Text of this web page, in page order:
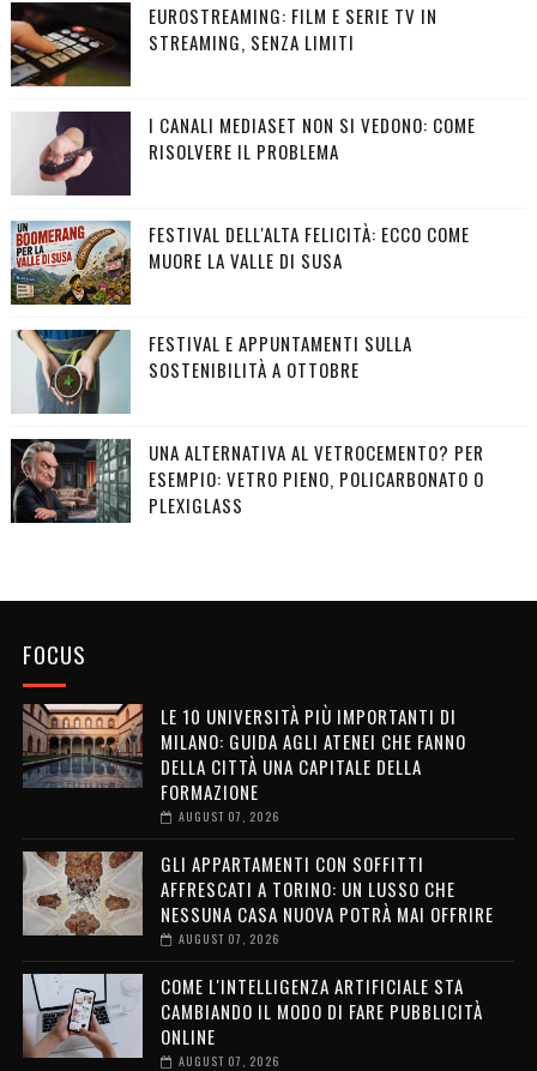
EUROSTREAMING: FILM E SERIE TV IN
STREAMING, SENZA LIMITI
I CANALI MEDIASET NON SI VEDONO: COME
RISOLVERE IL PROBLEMA
FESTIVAL DELL'ALTA FELICITÀ: ECCO COME
MUORE LA VALLE DI SUSA
FESTIVAL E APPUNTAMENTI SULLA
SOSTENIBILITÀ A OTTOBRE
UNA ALTERNATIVA AL VETROCEMENTO? PER
ESEMPIO: VETRO PIENO, POLICARBONATO O
PLEXIGLASS
FOCUS
LE 10 UNIVERSITÀ PIÙ IMPORTANTI DI
MILANO: GUIDA AGLI ATENEI CHE FANNO
DELLA CITTÀ UNA CAPITALE DELLA
FORMAZIONE
AUGUST 07, 2026
GLI APPARTAMENTI CON SOFFITTI
AFFRESCATI A TORINO: UN LUSSO CHE
NESSUNA CASA NUOVA POTRÀ MAI OFFRIRE
AUGUST 07, 2026
COME L'INTELLIGENZA ARTIFICIALE STA
CAMBIANDO IL MODO DI FARE PUBBLICITÀ
ONLINE
AUGUST 07, 2026